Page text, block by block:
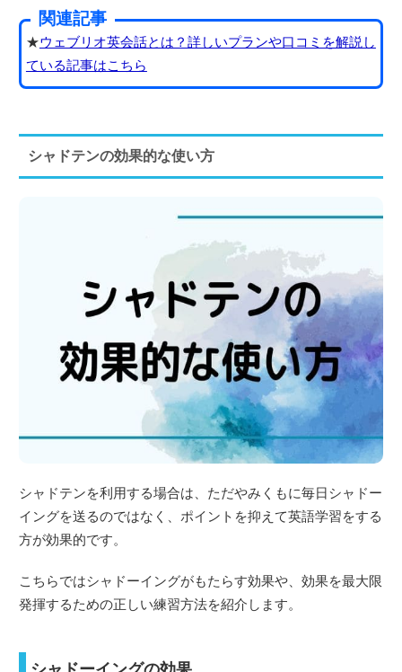
関連記事
★ウェブリオ英会話とは？詳しいプランや口コミを解説し
ている記事はこちら
シャドテンの効果的な使い方
シャドテンを利用する場合は、ただやみくもに毎日シャドー
イングを送るのではなく、ポイントを抑えて英語学習をする
方が効果的です。
こちらではシャドーイングがもたらす効果や、効果を最大限
発揮するための正しい練習方法を紹介します。